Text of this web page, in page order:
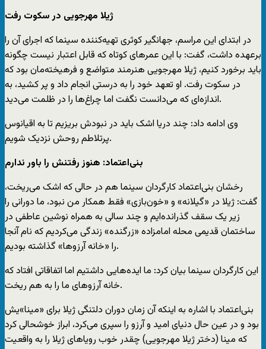
ژیلا مهرجویی در سکوت رفت
در ابتدای این مراسم، جهانگیر کوثری تهیه‌کننده سینما که اجرای آن را
برعهده داشت، گفت: با این عمرهای کوتاه که قابل اعتبار نیست چگونه
باید برخورد کنیم، ژیلا مهرجویی هنرمند متواضع و فرهیخته‌مان بود که
در سکوت رفت. او تعهد خود را به درستی انجام داد و پر کشید، به
اندازه‌ای که می‌دانست نگفت اما چراغ‌ها را در ظلمت می‌دید.
وی ادامه داد: چند دریا اشک باید در نبودش بریزیم تا به اقیانوس
پرتلاطم روحش نزدیک شویم.
بنی‌اعتماد: هنوز رفتنش را باور ندارم
رخشان بنی‌اعتماد کارگردان سینما هم در حالی که اشک می‌ریخت،
گفت: ژیلا در «گیلانه» و «خون‌بازی» فقط همکار من نبود، ما دورانی را
زیر یک سقف گذرانده‌ایم و چند سالی به همراه نوشین عاطفی در
ساختمان قدیمی محله امامزاده «زرگنده» زندگی می‌کردیم که نام آنجا
را «خانه آرزوها» گذاشته بودیم.
این کارگردان سینما بیان کرد: ما ایده‌هایی داشتیم اما اتفاقاتی افتاد که
خانه آرزوهای ما را به هم ریخت.
بنی‌اعتماد با اشاره به اینکه آن زمان دوران دلتنگی ژیلا برای «مینا»یش
بود و در عین حال دنیای امید و آرزو را سپری می‌کرد، ابراز خوشحالی کرد
که مینا (دختر ژیلا مهرجویی) چقدر خوب رویاهای ژیلا را به واقعیت